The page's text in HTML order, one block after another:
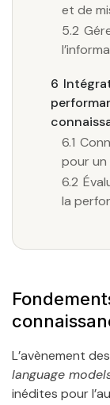
et de
5.2
6
6.1
pour
6.2
la
L’avènement
language
inédites pour